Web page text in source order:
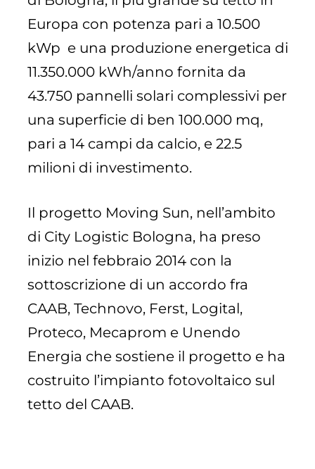
Europa con potenza pari a 10.500
kWp e una produzione energetica di
11.350.000 kWh/anno fornita da
43.750 pannelli solari complessivi per
una superficie di ben 100.000 mq,
pari a 14 campi da calcio, e 22.5
milioni di investimento.
Il progetto Moving Sun, nell’ambito
di City Logistic Bologna, ha preso
inizio nel febbraio 2014 con la
sottoscrizione di un accordo fra
CAAB, Technovo, Ferst, Logital,
Proteco, Mecaprom e Unendo
Energia che sostiene il progetto e ha
costruito l’impianto fotovoltaico sul
tetto del CAAB.